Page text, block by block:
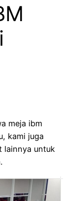
meja ibm
kami juga
lainnya untuk